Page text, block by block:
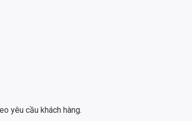
yêu cầu khách hàng.